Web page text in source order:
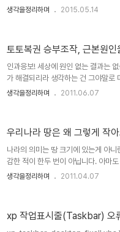
부패가 만연해 있어도 아무런 문제가
50개, 1%를 위한 생지옥의 나라! 이
산업재해 사망률 - 1위3. 가계부채 -
생각을정리하며 2015.05.14
토토복권 승부조작, 근본원
인과응보! 세상에 원인 없는 결과는
가 해결되리라 생각하는 건 그야말로
는 것에 불과하다는 사실!! 하지만, 세
만 없었다면 토토복권에 아무런 문제
떡검이나 이상하게 여론 몰이를 하는
않았다면,..
생각을정리하며 2011.06.07
우리나라 땅은 왜 그렇게 작
나라의 의미는 땅 크기에 있는게 아
감한 적이 한두 번이 아닙니다. 아마
아이가 6~7살이었던 어느 날, 저녁을
야 하나? 그래서 궁여지책으로 우선...
생각을정리하며 2011.04.07
xp 작업표시줄(Taskbar) 오